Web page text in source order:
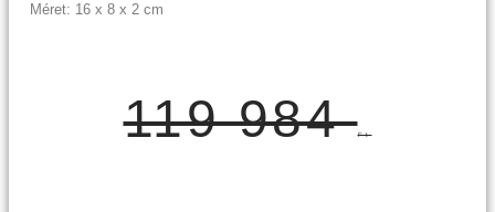
Méret: 16 x 8 x 2 cm
119 984Ft